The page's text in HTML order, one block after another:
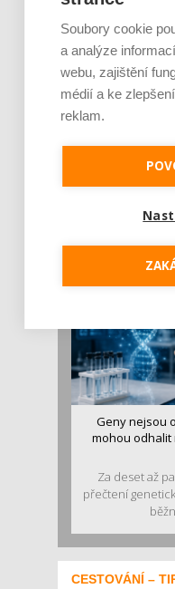
Je jen pro
stravě ho mám
Pojem protein
Geny nejsou
mohou odhalit
Za deset až
přečtení
CESTOVÁNÍ –
Soubory cookie
a analýze
webu, zajištění
médií a ke
reklam.